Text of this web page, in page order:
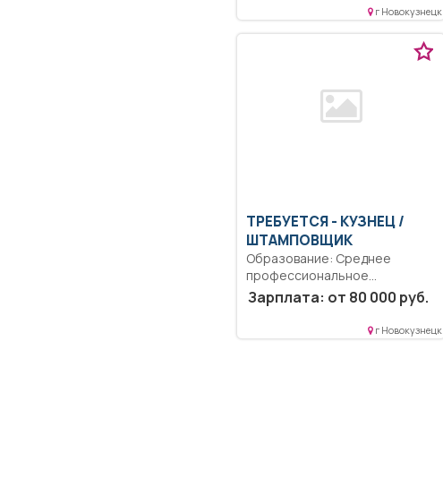
г Новокузнецк
ТРЕБУЕТСЯ - КУЗНЕЦ /
ШТАМПОВЩИК
Образование: Среднее
профессиональное
образование.. Изготовление
металлических изделий
Зарплата: от 80 000 руб.
г Новокузнецк